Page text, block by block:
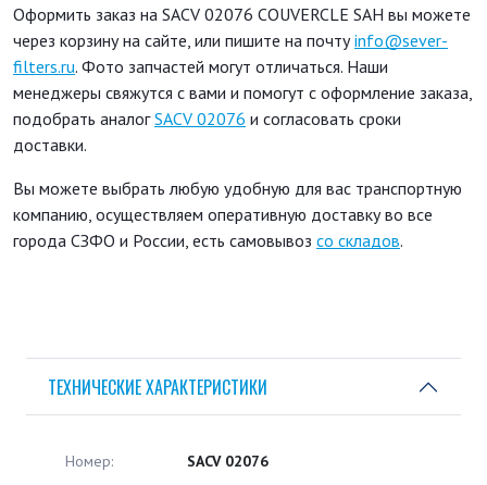
Оформить заказ на SACV 02076 COUVERCLE SAH вы можете
через корзину на сайте, или пишите на почтуinfo@sever-
filters.ru. Фото запчастей могут отличаться. Наши
менеджеры свяжутся с вами и помогут с оформление заказа,
подобрать аналогSACV 02076 и согласовать сроки
доставки.
Вы можете выбрать любую удобную для вас транспортную
компанию, осуществляем оперативную доставку во все
города СЗФО и России, есть самовывоз со складов.
ТЕХНИЧЕСКИЕ ХАРАКТЕРИСТИКИ
Номер: SACV 02076